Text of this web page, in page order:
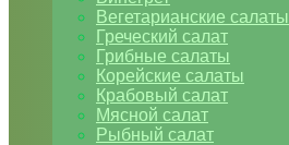
Вегетарианские салаты
Греческий салат
Грибные салаты
Корейские салаты
Крабовый салат
Мясной салат
Рыбный салат